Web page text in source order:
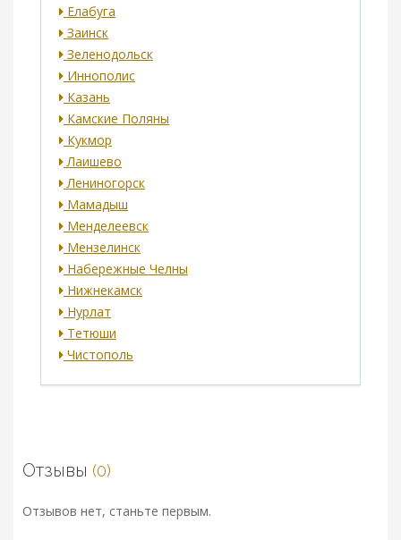
Елабуга
Заинск
Зеленодольск
Иннополис
Казань
Камские Поляны
Кукмор
Лаишево
Лениногорск
Мамадыш
Менделеевск
Мензелинск
Набережные Челны
Нижнекамск
Нурлат
Тетюши
Чистополь
Отзывы (0)
Отзывов нет, станьте первым.